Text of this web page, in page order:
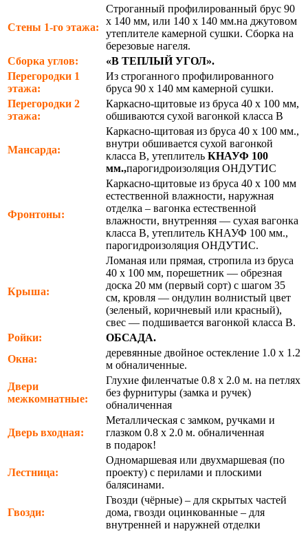
Стены 1-го этажа:
Строганный профилированный брус 90
х 140 мм, или 140 х 140 мм.на джутовом
утеплителе камерной сушки. Сборка на
березовые нагеля.
Сборка углов:
«В ТЕПЛЫЙ УГОЛ».
Перегородки 1
этажа:
Из строганного профилированного
бруса 90 х 140 мм камерной сушки.
Перегородки 2
этажа:
Каркасно-щитовые из бруса 40 х 100 мм,
обшиваются сухой вагонкой класса В
Мансарда:
Каркасно-щитовая из бруса 40 х 100 мм.,
внутри обшивается сухой вагонкой
класса В, утеплитель КНАУФ 100
мм.,парогидроизоляция ОНДУТИС
Фронтоны:
Каркасно-щитовые из бруса 40 х 100 мм
естественной влажности, наружная
отделка – вагонка естественной
влажности, внутренняя — сухая вагонка
класса В, утеплитель КНАУФ 100 мм.,
парогидроизоляция ОНДУТИС.
Крыша:
Ломаная или прямая, стропила из бруса
40 х 100 мм, порешетник — обрезная
доска 20 мм (первый сорт) с шагом 35
см, кровля — ондулин волнистый цвет
(зеленый, коричневый или красный),
свес — подшивается вагонкой класса В.
Ройки:
ОБСАДА.
Окна:
деревянные двойное остекление 1.0 х 1.2
м обналиченные.
Двери
межкомнатные:
Глухие филенчатые 0.8 х 2.0 м. на петлях
без фурнитуры (замка и ручек)
обналиченная
Дверь входная:
Металлическая с замком, ручками и
глазком 0.8 х 2.0 м. обналиченная
в подарок!
Лестница:
Одномаршевая или двухмаршевая (по
проекту) с перилами и плоскими
балясинами.
Гвозди:
Гвозди (чёрные) – для скрытых частей
дома, гвозди оцинкованные – для
внутренней и наружней отделки